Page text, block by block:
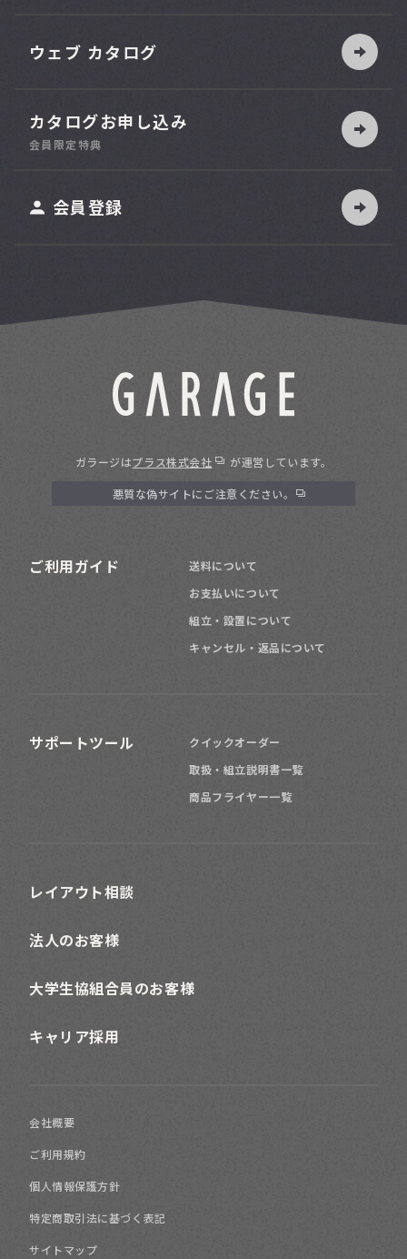
ウェブ カタログ
カタログお申し込み
会員限定特典
会員登録
ガラージはプラス株式会社 が運営しています。
悪質な偽サイトにご注意ください。
ご利用ガイド
送料について
お支払いについて
組立・設置について
キャンセル・返品について
サポートツール
クイックオーダー
取扱・組立説明書一覧
商品フライヤー一覧
レイアウト相談
法人のお客様
大学生協組合員のお客様
キャリア採用
会社概要
ご利用規約
個人情報保護方針
特定商取引法に基づく表記
サイトマップ